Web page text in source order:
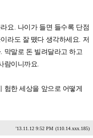
요. 나이가 들면 들수록 단점
라도 잘 뗐다 생각하세요. 저
막말로 돈 빌려달라고 하고
람이니까요.
험한 세상을 앞으로 어떻게
'13.11.12 9:52 PM (110.14.xxx.185)